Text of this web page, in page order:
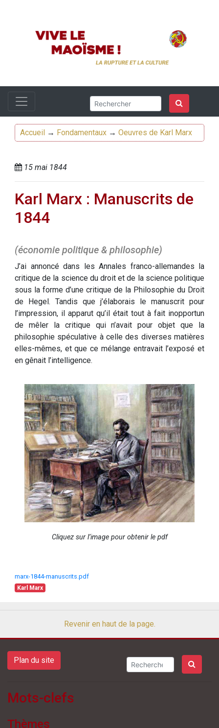
Accueil → Fondamentaux → Oeuvres de Karl Marx
15 mai 1844
Karl Marx : Manuscrits de
1844
(économie politique & philosophie)
J’ai annoncé dans les Annales franco-allemandes la
critique de la science du droit et de la science politique
sous la forme d’une critique de la Philosophie du Droit
de Hegel. Tandis que j’élaborais le manuscrit pour
l’impression, il apparut qu’il était tout à fait inopportun
de mêler la critique qui n’avait pour objet que la
philosophie spéculative à celle des diverses matières
elles-mêmes, et que ce mélange entravait l’exposé et
en gênait l’intelligence.
Cliquez sur l’image pour obtenir le pdf
marx-1844-manuscrits.pdf
Karl Marx
Revenir en haut de la page.
Plan du site
Mots-clefs
Thèmes